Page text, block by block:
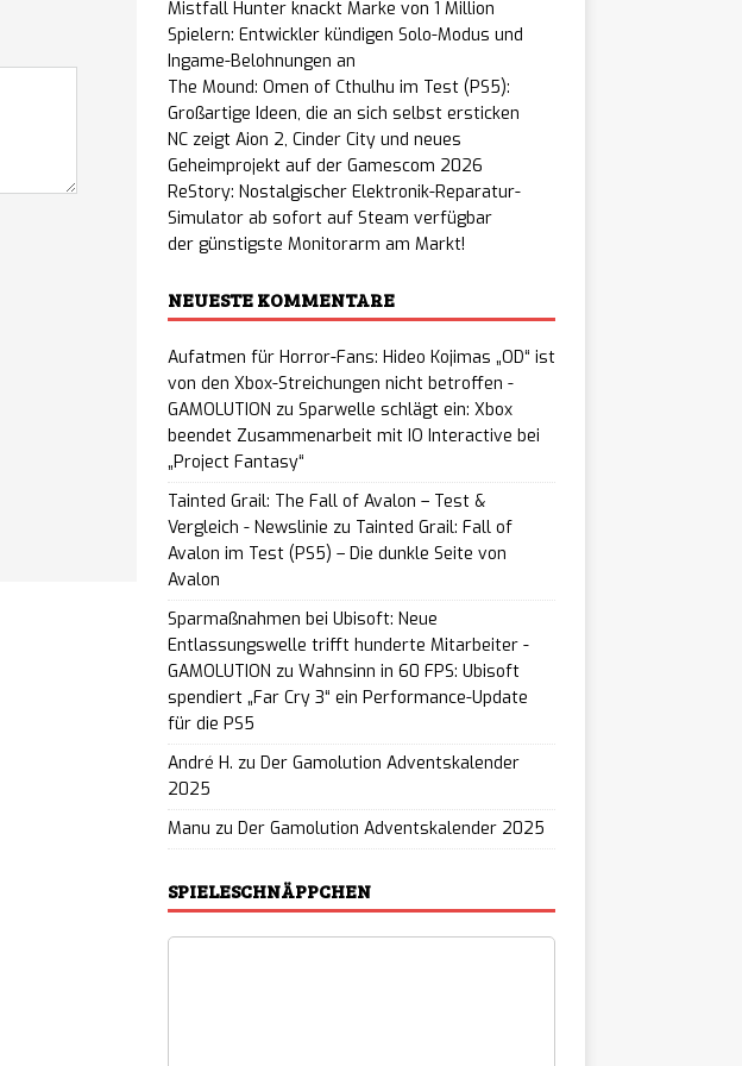
Mistfall Hunter knackt Marke von 1 Million
Spielern: Entwickler kündigen Solo-Modus und
Ingame-Belohnungen an
The Mound: Omen of Cthulhu im Test (PS5):
Großartige Ideen, die an sich selbst ersticken
NC zeigt Aion 2, Cinder City und neues
Geheimprojekt auf der Gamescom 2026
ReStory: Nostalgischer Elektronik-Reparatur-
Simulator ab sofort auf Steam verfügbar
der günstigste Monitorarm am Markt!
NEUESTE KOMMENTARE
Aufatmen für Horror-Fans: Hideo Kojimas „OD“ ist
von den Xbox-Streichungen nicht betroffen -
GAMOLUTION zu Sparwelle schlägt ein: Xbox
beendet Zusammenarbeit mit IO Interactive bei
„Project Fantasy“
Tainted Grail: The Fall of Avalon – Test &
Vergleich - Newslinie zu Tainted Grail: Fall of
Avalon im Test (PS5) – Die dunkle Seite von
Avalon
Sparmaßnahmen bei Ubisoft: Neue
Entlassungswelle trifft hunderte Mitarbeiter -
GAMOLUTION zu Wahnsinn in 60 FPS: Ubisoft
spendiert „Far Cry 3“ ein Performance-Update
für die PS5
André H. zu Der Gamolution Adventskalender
2025
Manu zu Der Gamolution Adventskalender 2025
SPIELESCHNÄPPCHEN